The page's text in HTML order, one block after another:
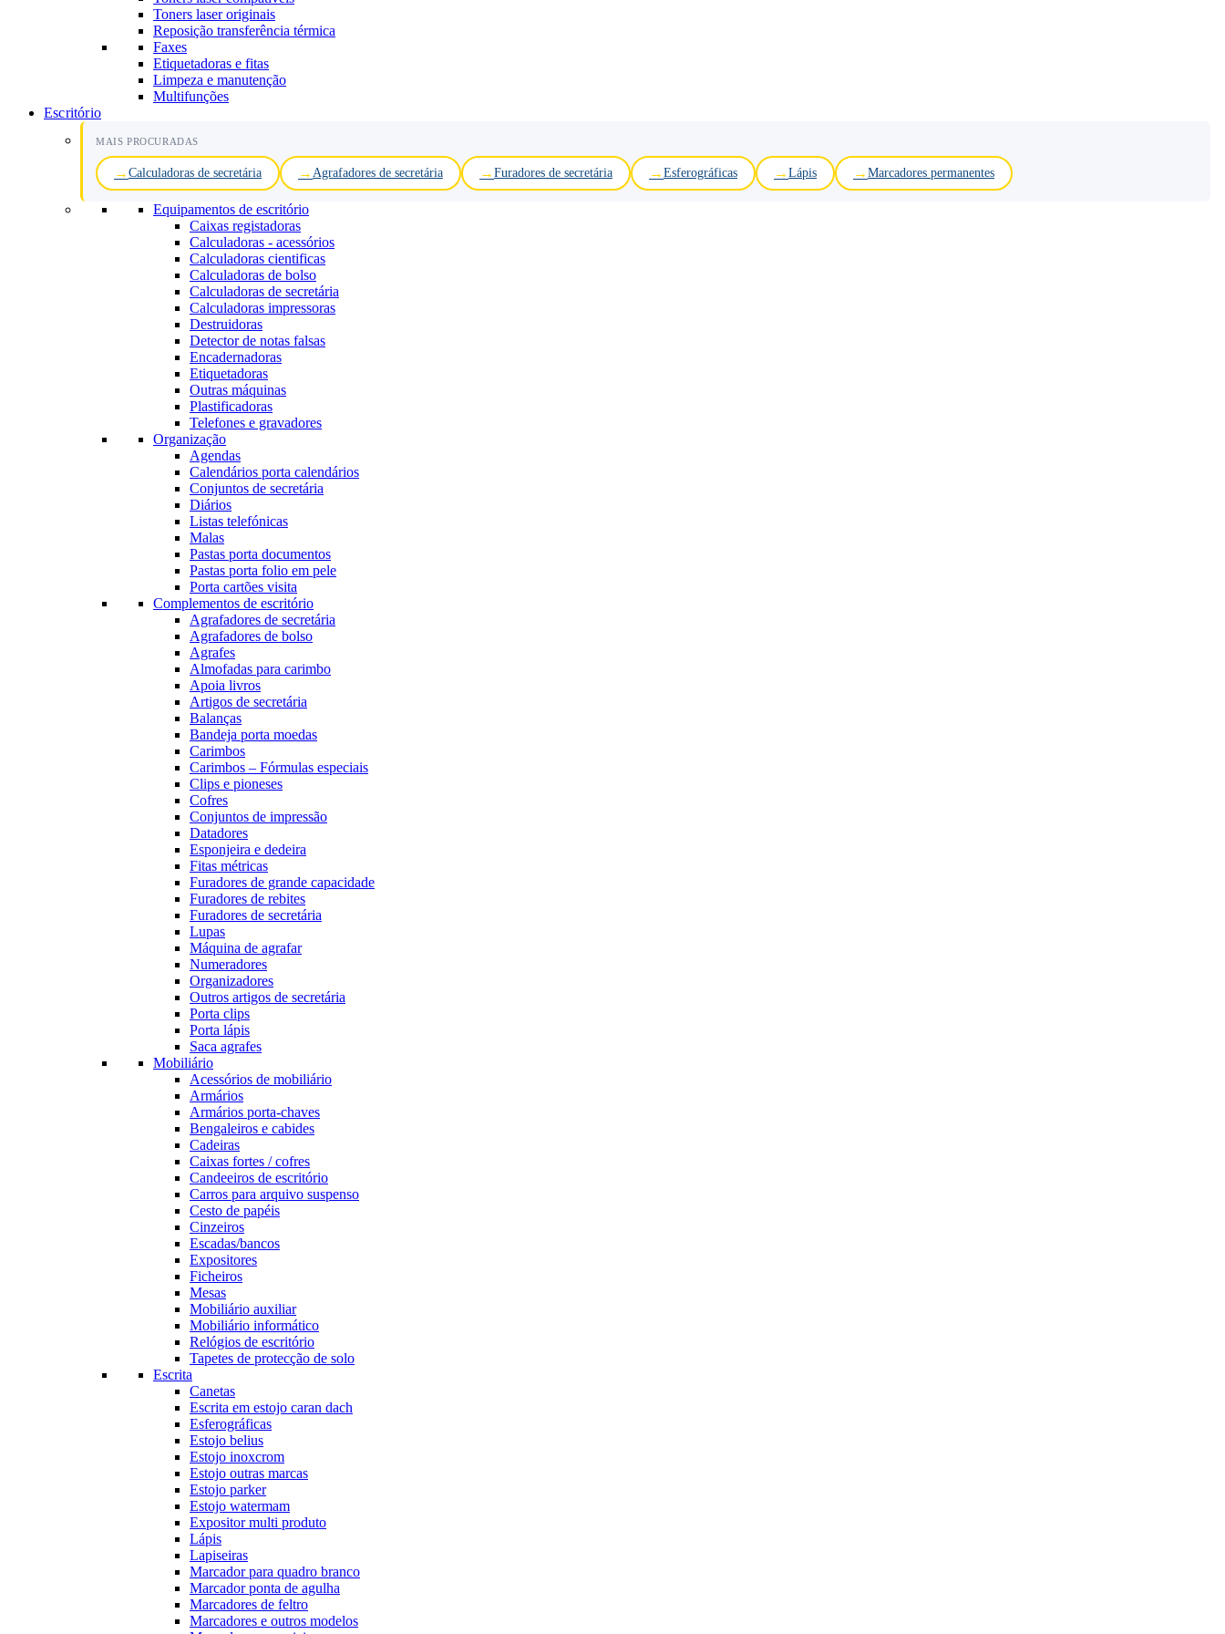
Toners laser originais
Reposição transferência térmica
Faxes
Etiquetadoras e fitas
Limpeza e manutenção
Multifunções
Escritório
MAIS PROCURADAS
Calculadoras de secretária Agrafadores de secretária Furadores de secretária Esferográficas Lápis Marcadores permanentes
Equipamentos de escritório
Caixas registadoras
Calculadoras - acessórios
Calculadoras cientificas
Calculadoras de bolso
Calculadoras de secretária
Calculadoras impressoras
Destruidoras
Detector de notas falsas
Encadernadoras
Etiquetadoras
Outras máquinas
Plastificadoras
Telefones e gravadores
Organização
Agendas
Calendários porta calendários
Conjuntos de secretária
Diários
Listas telefónicas
Malas
Pastas porta documentos
Pastas porta folio em pele
Porta cartões visita
Complementos de escritório
Agrafadores de secretária
Agrafadores de bolso
Agrafes
Almofadas para carimbo
Apoia livros
Artigos de secretária
Balanças
Bandeja porta moedas
Carimbos
Carimbos – Fórmulas especiais
Clips e pioneses
Cofres
Conjuntos de impressão
Datadores
Esponjeira e dedeira
Fitas métricas
Furadores de grande capacidade
Furadores de rebites
Furadores de secretária
Lupas
Máquina de agrafar
Numeradores
Organizadores
Outros artigos de secretária
Porta clips
Porta lápis
Saca agrafes
Mobiliário
Acessórios de mobiliário
Armários
Armários porta-chaves
Bengaleiros e cabides
Cadeiras
Caixas fortes / cofres
Candeeiros de escritório
Carros para arquivo suspenso
Cesto de papéis
Cinzeiros
Escadas/bancos
Expositores
Ficheiros
Mesas
Mobiliário auxiliar
Mobiliário informático
Relógios de escritório
Tapetes de protecção de solo
Escrita
Canetas
Escrita em estojo caran dach
Esferográficas
Estojo belius
Estojo inoxcrom
Estojo outras marcas
Estojo parker
Estojo watermam
Expositor multi produto
Lápis
Lapiseiras
Marcador para quadro branco
Marcador ponta de agulha
Marcadores de feltro
Marcadores e outros modelos